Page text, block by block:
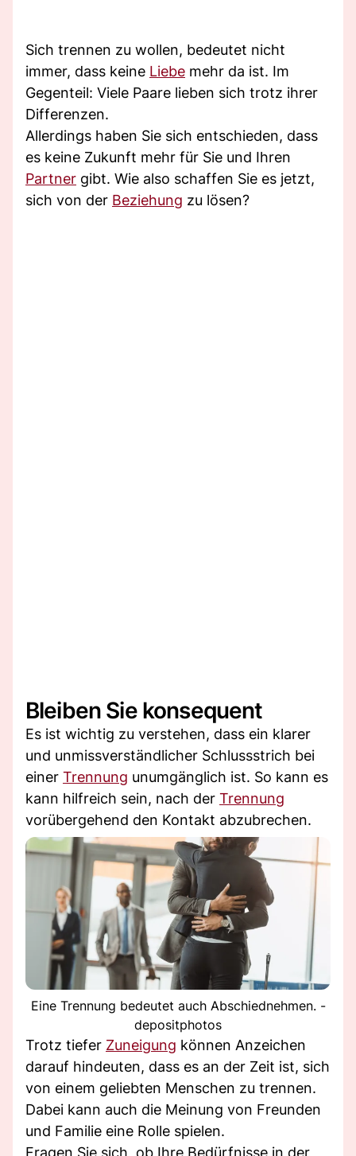
Sich trennen zu wollen, bedeutet nicht
immer, dass keine Liebe mehr da ist. Im
Gegenteil: Viele Paare lieben sich trotz ihrer
Differenzen.
Allerdings haben Sie sich entschieden, dass
es keine Zukunft mehr für Sie und Ihren
Partner gibt. Wie also schaffen Sie es jetzt,
sich von der Beziehung zu lösen?
Bleiben Sie konsequent
Es ist wichtig zu verstehen, dass ein klarer
und unmissverständlicher Schlussstrich bei
einer Trennung unumgänglich ist. So kann es
kann hilfreich sein, nach der Trennung
vorübergehend den Kontakt abzubrechen.
Eine Trennung bedeutet auch Abschiednehmen. -
depositphotos
Trotz tiefer Zuneigung können Anzeichen
darauf hindeuten, dass es an der Zeit ist, sich
von einem geliebten Menschen zu trennen.
Dabei kann auch die Meinung von Freunden
und Familie eine Rolle spielen.
Fragen Sie sich, ob Ihre Bedürfnisse in der